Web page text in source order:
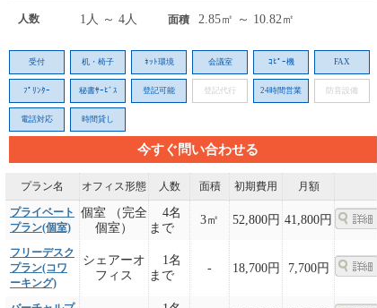
人数 1人 ～ 4人 面積 2.85㎡ ～ 10.82㎡
受付 机・椅子 ﾈｯﾄ環境 会議室 ｺﾋﾟｰ機 FAX
ﾌﾟﾘﾝﾀｰ 秘書ｻｰﾋﾞｽ 登記可能 登記代行 24時間営業 防音設備
電話対応 時間貸し
今すぐ問い合わせる
プラン名 オフィス形態 人数 面積 初期費用 月額
プライベート
プラン(個室)
個室 （完全
個室）
4名
まで
3㎡ 52,800円 41,800円
フリーデスク
プラン(コワ
ーキング)
シェアーオ
フィス
1名
まで
- 18,700円 7,700円